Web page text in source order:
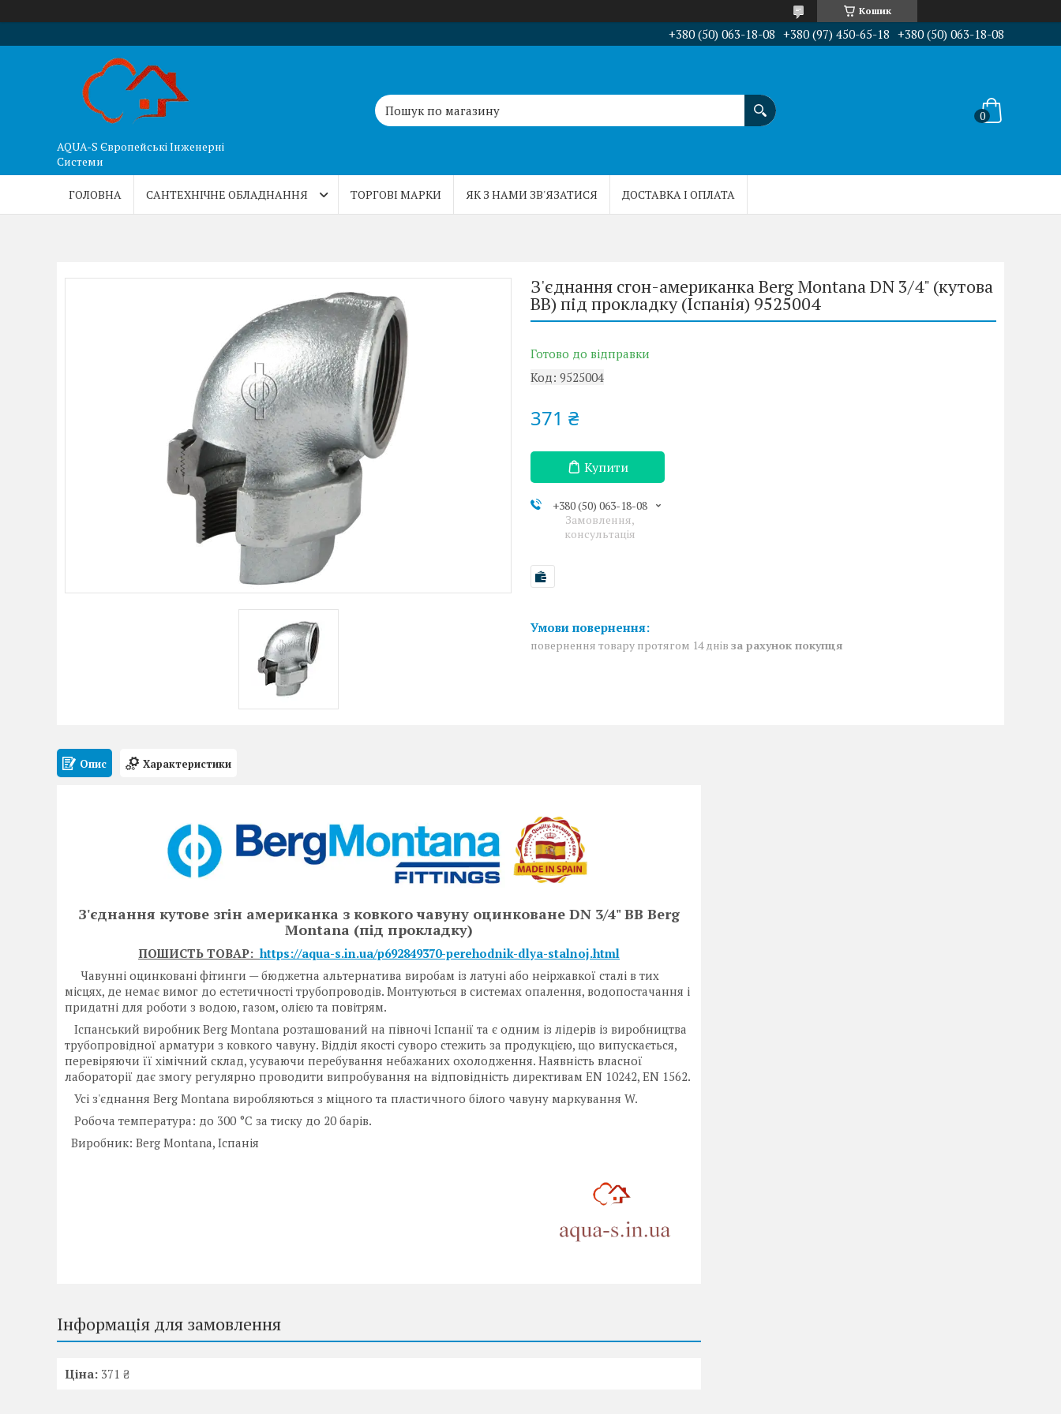
Кошик
+380 (50) 063-18-08 +380 (97) 450-65-18 +380 (50) 063-18-08
AQUA-S Європейські Інженерні
Системи
ГОЛОВНА САНТЕХНІЧНЕ ОБЛАДНАННЯ ТОРГОВІ МАРКИ ЯК З НАМИ ЗВ'ЯЗАТИСЯ ДОСТАВКА І ОПЛАТА
З'єднання сгон-американка Berg Montana DN 3/4" (кутова
ВВ) під прокладку (Іспанія) 9525004
Готово до відправки
Код: 9525004
371 ₴
Купити
+380 (50) 063-18-08
Замовлення,
консультація
повернення товару протягом 14 днів за рахунок покупця
Опис Характеристики
З'єднання кутове згін американка з ковкого чавуну оцинковане DN 3/4" ВВ Berg
Montana (під прокладку)
ПОШИСТЬ ТОВАР: https://aqua-s.in.ua/p692849370-perehodnik-dlya-stalnoj.html
Чавунні оцинковані фітинги — бюджетна альтернатива виробам із латуні або неіржавкої сталі в тих
місцях, де немає вимог до естетичності трубопроводів. Монтуються в системах опалення, водопостачання і
придатні для роботи з водою, газом, олією та повітрям.
Іспанський виробник Berg Montana розташований на півночі Іспанії та є одним із лідерів із виробництва
трубопровідної арматури з ковкого чавуну. Відділ якості суворо стежить за продукцією, що випускається,
перевіряючи її хімічний склад, усуваючи перебування небажаних охолодження. Наявність власної
лабораторії дає змогу регулярно проводити випробування на відповідність директивам EN 10242, EN 1562.
Усі з'єднання Berg Montana виробляються з міцного та пластичного білого чавуну маркування W.
Робоча температура: до 300 °C за тиску до 20 барів.
Виробник: Berg Montana, Іспанія
Інформація для замовлення
Ціна: 371 ₴